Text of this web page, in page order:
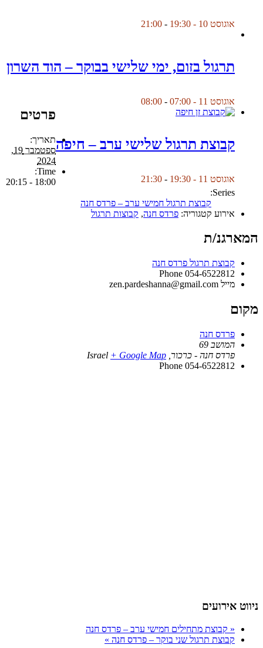
אוגוסט 10 - 19:30 -
21:00
תרגול בזום, ימי שלישי בבוקר – הוד השרון
אוגוסט 11 - 07:00 -
08:00
קבוצת תרגול שלישי ערב – חיפה
אוגוסט 11 - 19:30 -
21:30
פרטים
תאריך:
ספטמבר 19,
2024
Time:
18:00 - 20:15
Series:
קבוצת תרגול חמישי ערב – פרדס חנה
אירוע קטגוריה: פרדס חנה, קבוצות תרגול
המארגנ/ת
קבוצת תרגול פרדס חנה
Phone 054-6522812
מייל zen.pardeshanna@gmail.com
מקום
פרדס חנה
המושב 69
פרדס חנה - כרכור
Israel + Google Map
Phone 054-6522812
ניווט אירועים
« קבוצת מתחילים חמישי ערב – פרדס חנה
קבוצת תרגול שני בוקר – פרדס חנה »